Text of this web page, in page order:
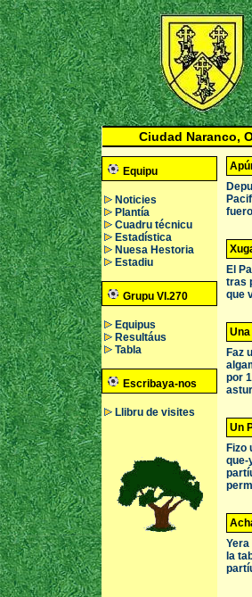
Ciudad Naranco,
Equipu
Noticies
Plantía
Cuadru técnicu
Estadística
Nuesa Hestoria
Estadiu
Grupu VI.270
Equipus
Resultáus
Tabla
Escribaya-nos
Llibru de visites
El
tras
que
Faz
por
Un
Fizo
que-
la